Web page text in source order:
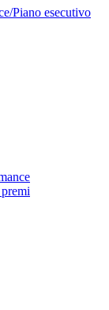
Piano esecutivo